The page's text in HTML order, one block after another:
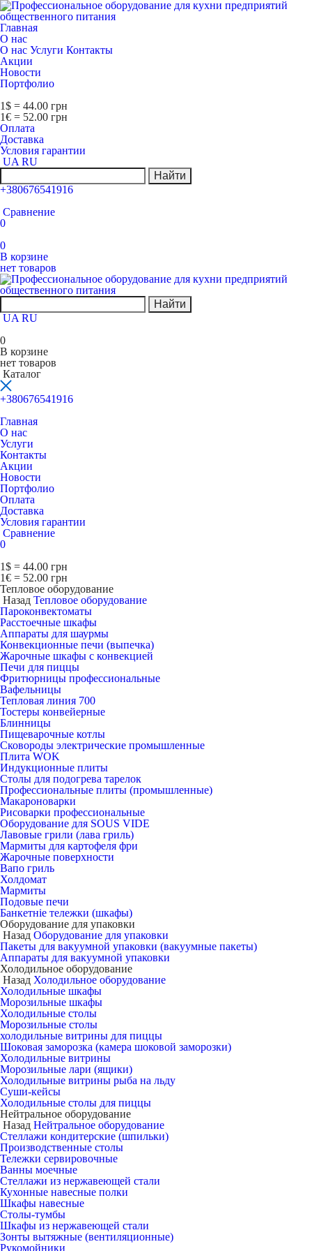
Главная
О нас
О нас Услуги Контакты
Акции
Новости
Портфолио
1$ = 44.00 грн
1€ = 52.00 грн
Оплата
Доставка
Условия гарантии
UA RU
Найти
+380676541916
Сравнение
0
0
В корзине
нет товаров
Найти
UA RU
0
В корзине
нет товаров
Каталог
+380676541916
Главная
О нас
Услуги
Контакты
Акции
Новости
Портфолио
Оплата
Доставка
Условия гарантии
Сравнение
0
1$ = 44.00 грн
1€ = 52.00 грн
Тепловое оборудование
Назад Тепловое оборудование
Пароконвектоматы
Расcтоечные шкафы
Аппараты для шаурмы
Конвекционные печи (выпечка)
Жарочные шкафы с конвекцией
Печи для пиццы
Фритюрницы профессиональные
Вафельницы
Тепловая линия 700
Тостеры конвейерные
Блинницы
Пищеварочные котлы
Сковороды электрические промышленные
Плита WOK
Индукционные плиты
Столы для подогрева тарелок
Профессиональные плиты (промышленные)
Макароноварки
Рисоварки профессиональные
Оборудование для SOUS VIDE
Лавовые грили (лава гриль)
Мармиты для картофеля фри
Жарочные поверхности
Вапо гриль
Холдомат
Мармиты
Подовые печи
Банкетніе тележки (шкафы)
Оборудование для упаковки
Назад Оборудование для упаковки
Пакеты для вакуумной упаковки (вакуумные пакеты)
Аппараты для вакуумной упаковки
Холодильное оборудование
Назад Холодильное оборудование
Холодильные шкафы
Морозильные шкафы
Холодильные столы
Морозильные столы
холодильные витрины для пиццы
Шоковая заморозка (камера шоковой заморозки)
Холодильные витрины
Морозильные лари (ящики)
Холодильные витрины рыба на льду
Суши-кейсы
Холодильные столы для пиццы
Нейтральное оборудование
Назад Нейтральное оборудование
Стеллажи кондитерские (шпильки)
Производственные столы
Тележки сервировочные
Ванны моечные
Стеллажи из нержавеющей стали
Кухонные навесные полки
Шкафы навесные
Столы-тумбы
Шкафы из нержавеющей стали
Зонты вытяжные (вентиляционные)
Рукомойники